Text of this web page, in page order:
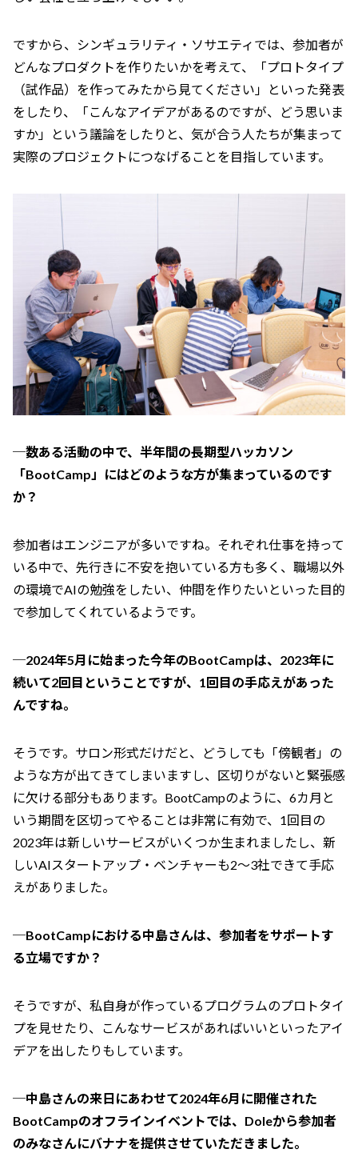
ですから、シンギュラリティ・ソサエティでは、参加者が
どんなプロダクトを作りたいかを考えて、「プロトタイプ
（試作品）を作ってみたから見てください」といった発表
をしたり、「こんなアイデアがあるのですが、どう思いま
すか」という議論をしたりと、気が合う人たちが集まって
実際のプロジェクトにつなげることを目指しています。
─数ある活動の中で、半年間の長期型ハッカソン
「BootCamp」にはどのような方が集まっているのです
か？
参加者はエンジニアが多いですね。それぞれ仕事を持って
いる中で、先行きに不安を抱いている方も多く、職場以外
の環境でAIの勉強をしたい、仲間を作りたいといった目的
で参加してくれているようです。
─2024年5月に始まった今年のBootCampは、2023年に
続いて2回目ということですが、1回目の手応えがあった
んですね。
そうです。サロン形式だけだと、どうしても「傍観者」の
ような方が出てきてしまいますし、区切りがないと緊張感
に欠ける部分もあります。BootCampのように、6カ月と
いう期間を区切ってやることは非常に有効で、1回目の
2023年は新しいサービスがいくつか生まれましたし、新
しいAIスタートアップ・ベンチャーも2～3社できて手応
えがありました。
─BootCampにおける中島さんは、参加者をサポートす
る立場ですか？
そうですが、私自身が作っているプログラムのプロトタイ
プを見せたり、こんなサービスがあればいいといったアイ
デアを出したりもしています。
─中島さんの来日にあわせて2024年6月に開催された
BootCampのオフラインイベントでは、Doleから参加者
のみなさんにバナナを提供させていただきました。